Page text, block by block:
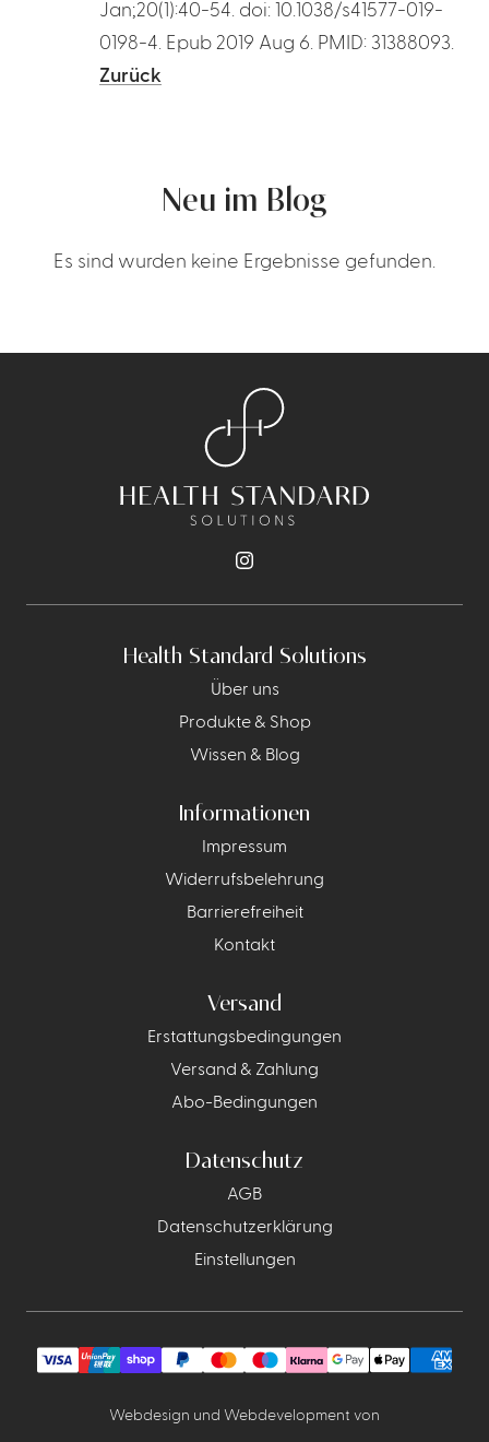
Jan;20(1):40-54. doi: 10.1038/s41577-019-
0198-4. Epub 2019 Aug 6. PMID: 31388093.
Zurück
Neu im Blog
Es sind wurden keine Ergebnisse gefunden.
Health Standard Solutions
Über uns
Produkte & Shop
Wissen & Blog
Informationen
Impressum
Widerrufsbelehrung
Barrierefreiheit
Kontakt
Versand
Erstattungsbedingungen
Versand & Zahlung
Abo-Bedingungen
Datenschutz
AGB
Datenschutzerklärung
Einstellungen
Webdesign und Webdevelopment von